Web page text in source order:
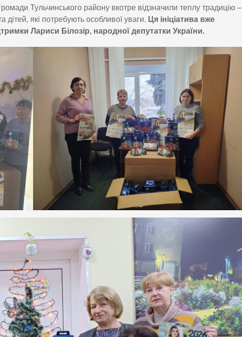
Тульчинського району вкотре відзначили теплу традицію –
дітей, які потребують особливої уваги. Ця ініціатива вже
Лариси Білозір, народної депутатки України.